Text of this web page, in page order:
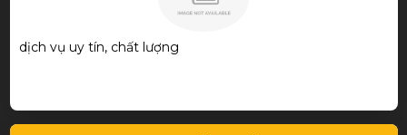
dịch vụ uy tín, chất lượng